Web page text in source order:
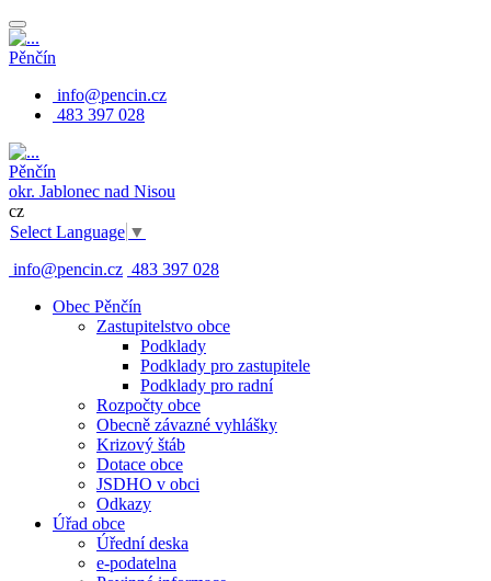
Pěnčín
info@pencin.cz
483 397 028
Pěnčín
okr. Jablonec nad Nisou
cz
Select Language ▼
info@pencin.cz 483 397 028
Obec Pěnčín
Zastupitelstvo obce
Podklady
Podklady pro zastupitele
Podklady pro radní
Rozpočty obce
Obecně závazné vyhlášky
Krizový štáb
Dotace obce
JSDHO v obci
Odkazy
Úřad obce
Úřední deska
e-podatelna